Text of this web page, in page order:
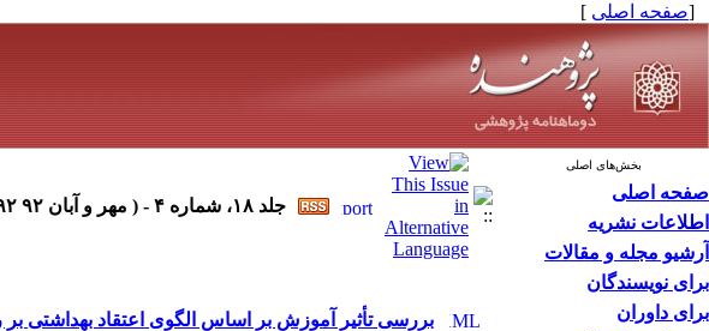
[صفحه اصلی ]
بخش‌های اصلی
صفحه اصلی
اطلاعات نشریه
آرشیو مجله و مقالات
برای نویسندگان
برای داوران
جلد ۱۸، شماره ۴ - ( مهر و آبان ۹۲ ۱۳۹۲ )
بررسی تأثیر آموزش بر اساس الگوی اعتقاد بهداشتی بر